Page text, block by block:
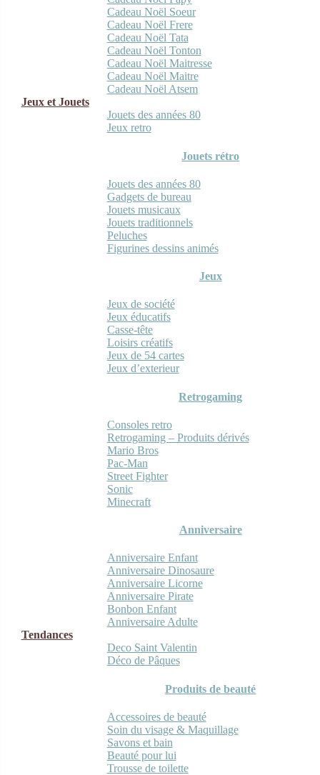
Cadeau Noël Soeur
Cadeau Noël Frere
Cadeau Noël Tata
Cadeau Noël Tonton
Cadeau Noël Maitresse
Cadeau Noël Maitre
Cadeau Noël Atsem
Jeux et Jouets
Jouets des années 80
Jeux retro
Jouets rétro
Jouets des années 80
Gadgets de bureau
Jouets musicaux
Jouets traditionnels
Peluches
Figurines dessins animés
Jeux
Jeux de société
Jeux éducatifs
Casse-tête
Loisirs créatifs
Jeux de 54 cartes
Jeux d’exterieur
Retrogaming
Consoles retro
Retrogaming – Produits dérivés
Mario Bros
Pac-Man
Street Fighter
Sonic
Minecraft
Anniversaire
Anniversaire Enfant
Anniversaire Dinosaure
Anniversaire Licorne
Anniversaire Pirate
Bonbon Enfant
Anniversaire Adulte
Tendances
Deco Saint Valentin
Déco de Pâques
Produits de beauté
Accessoires de beauté
Soin du visage & Maquillage
Savons et bain
Beauté pour lui
Trousse de toilette